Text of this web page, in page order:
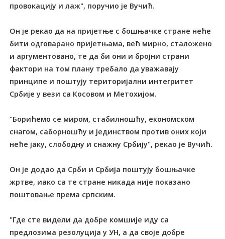
провокацију и лаж", поручио је Вучић.
Он је рекао да на пријетње с бошњачке стране неће
бити одговарано пријетњама, већ мирно, сталожено
и аргументовано, те да би они и бројни страни
фактори на том плану требало да уважавају
принципе и поштују територијални интегритет
Србије у вези са Косовом и Метохијом.
"Борићемо се миром, стабилношћу, економском
снагом, саборношћу и јединством против оних који
неће јаку, слободну и снажну Србију", рекао је Вучић.
Он је додао да Срби и Србија поштују бошњачке
жртве, иако са те стране никада није показано
поштовање према српским.
"Где сте видели да добре комшије иду са
предлозима резолуција у УН, а да своје добре